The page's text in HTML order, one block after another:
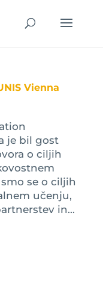
Vienna
je bil gost
o ciljih
se o ciljih
učenju,
in...